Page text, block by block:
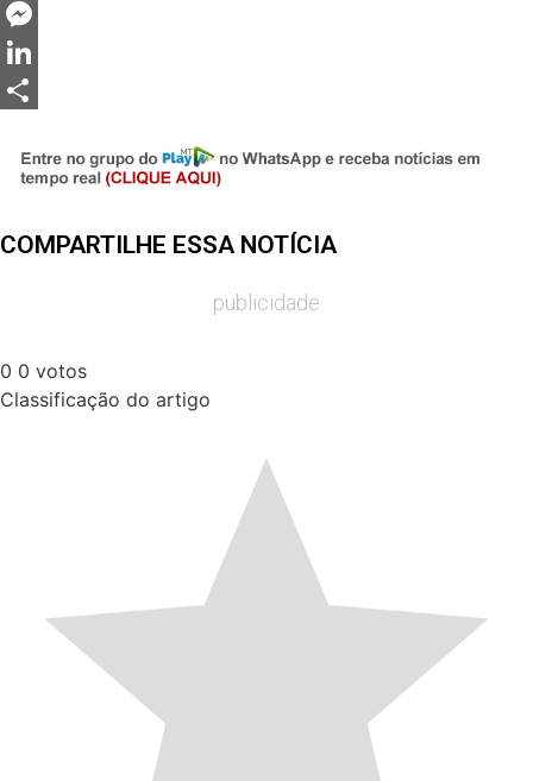
Twitter
Messenger
LinkedIn
COMPARTILHE ESSA NOTÍCIA
publicidade
0 0 votos
Classificação do artigo